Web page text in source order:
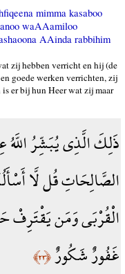
mimma kasaboo
waAAamiloo
AAinda rabbihim
zij hebben verricht en hij (de
goede werken verrichten, zij
er bij hun Heer wat zij maar
ذَلِكَ الَّذِي يُبَشِّرُ اللَّهُ
الصَّالِحَاتِ قُل لَّا
الْقُرْبَى وَمَن يَقْتَرِفْ
غَفُورٌ شَكُورٌ﴿٢٣﴾